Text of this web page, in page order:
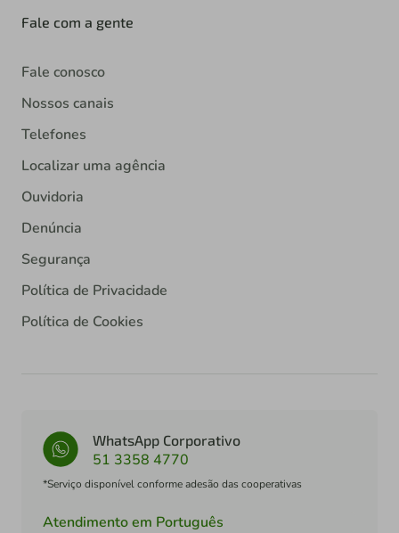
Fale com a gente
Fale conosco
Nossos canais
Telefones
Localizar uma agência
Ouvidoria
Denúncia
Segurança
Política de Privacidade
Política de Cookies
WhatsApp Corporativo
51 3358 4770
*Serviço disponível conforme adesão das cooperativas
Atendimento em Português